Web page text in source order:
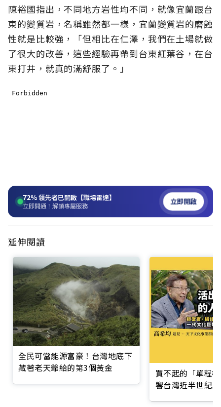
陳裕國指出，不同地方岩性均不同，就像宜蘭跟台
東的變質岩，名稱雖然都一樣，宜蘭變質岩的磨蝕
性就是比較強，「但相比在仁澤，我們在土場就做
了很大的改善，這些經驗再帶到台東紅葉谷，在台
東打井，就真的滿舒服了。」
72%領先者已開啟【職場雷達】
立即開通！解鎖專屬服務 立即開啟
延伸閱讀
全民可當能源富豪！台灣地底下
藏著老天爺給的第3個黃金
買不起的「單程
響台灣近半世紀